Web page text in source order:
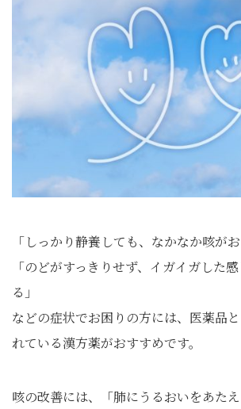
「しっかり静養しても、なかなか咳がお
「のどがすっきりせず、イガイガした
る」
などの症状でお困りの方には、医薬品
れている漢方薬がおすすめです。
咳の改善には、「肺にうるおいをあた